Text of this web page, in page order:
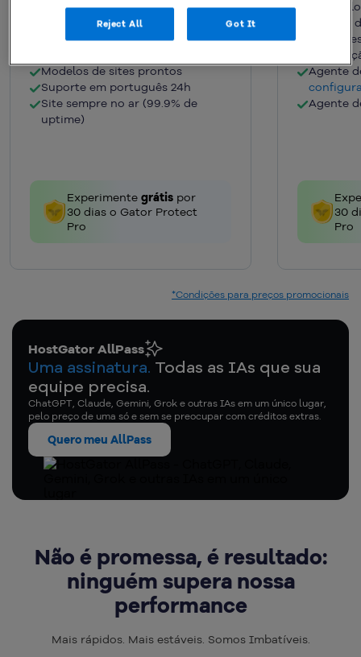
Site seguro com SSL grátis
Migração grátis e ilimitada
Criador de Sites com IA
Modelos de sites prontos
Suporte em português 24h
Site sempre no ar (99.9% de
uptime)
Experimente grátis por
30 dias o Gator Protect
Pro
Mais
Criador
Agente
Agente
30
Pro
*Condições para preços promocionais
HostGator AllPass
Uma assinatura. Todas as IAs que sua
equipe precisa.
ChatGPT, Claude, Gemini, Grok e outras IAs em um único lugar,
pelo preço de uma só e sem se preocupar com créditos extras.
Quero meu AllPass
Não é promessa, é resultado:
ninguém supera nossa
performance
Mais rápidos. Mais estáveis. Somos Imbatíveis.
Reject All Got It